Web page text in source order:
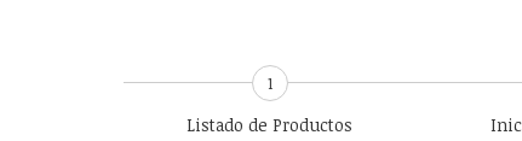
1
Listado de Productos